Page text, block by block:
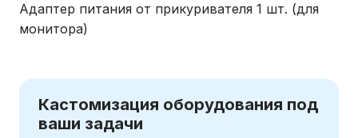
Адаптер питания от прикуривателя 1 шт. (для
монитора)
Кастомизация оборудования под
ваши задачи